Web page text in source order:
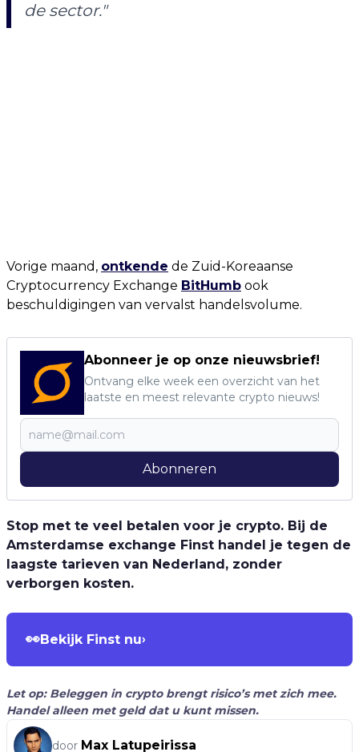
de sector."
Vorige maand, ontkende de Zuid-Koreaanse
Cryptocurrency Exchange BitHumb ook
beschuldigingen van vervalst handelsvolume.
Abonneer je op onze nieuwsbrief!
Ontvang elke week een overzicht van het
laatste en meest relevante crypto nieuws!
Abonneren
Stop met te veel betalen voor je crypto. Bij de
Amsterdamse exchange Finst handel je tegen de
laagste tarieven van Nederland, zonder
verborgen kosten.
👀Bekijk Finst nu›
Let op: Beleggen in crypto brengt risico’s met zich mee.
Handel alleen met geld dat u kunt missen.
door Max Latupeirissa